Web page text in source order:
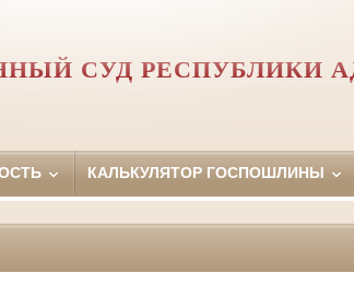
СУД РЕСПУБЛИКИ
КАЛЬКУЛЯТОР ГОСПОШЛИНЫ